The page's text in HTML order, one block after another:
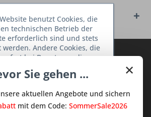
Sie den kostenlosen Deine
oder Aktion mehr aus
Küchen - Shop.
×
Sie gehen ...
aktuellen Angebote und sichern
mit dem Code: SommerSale2026
benutzt Cookies, die
technischen Betrieb der
erforderlich sind und stets
werden. Andere Cookies, die
bei Benutzung dieser
oder die Interaktion mit
vereinfachen sollen,
nur mit Ihrer Zustimmung